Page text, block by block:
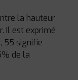
la hauteur
Il est exprimé
55 signifie
de la